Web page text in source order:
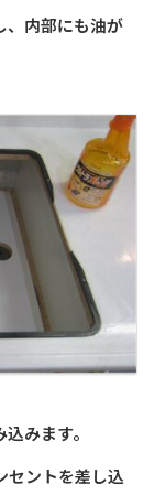
、内部にも油が
みます。
セントを差し込